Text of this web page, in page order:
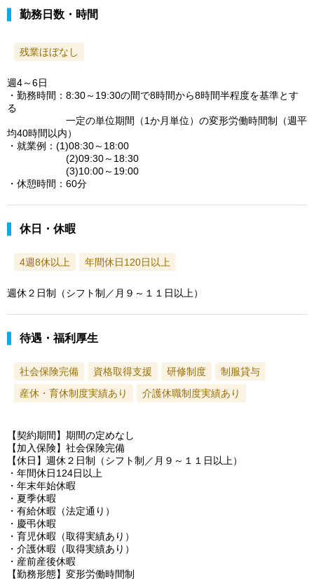
勤務日数・時間
残業ほぼなし
週4～6日
・勤務時間：8:30～19:30の間で8時間から8時間半程度を基準とす
る
一定の単位期間（1か月単位）の変形労働時間制（週平
均40時間以内）
・就業例：(1)08:30～18:00
(2)09:30～18:30
(3)10:00～19:00
・休憩時間：60分
休日・休暇
4週8休以上 年間休日120日以上
週休２日制（シフト制／月９～１１日以上）
待遇・福利厚生
社会保険完備 資格取得支援 研修制度
制服貸与
産休・育休制度実績あり
介護休職制度実績あり
【契約期間】期間の定めなし
【加入保険】社会保険完備
【休日】週休２日制（シフト制／月９～１１日以上）
・年間休日124日以上
・年末年始休暇
・夏季休暇
・有給休暇（法定通り）
・慶弔休暇
・育児休暇（取得実績あり）
・介護休暇（取得実績あり）
・産前産後休暇
【勤務形態】変形労働時間制